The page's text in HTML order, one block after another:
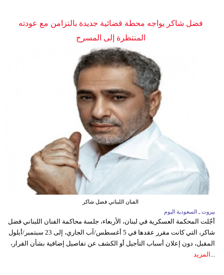
فضل شاكر يواجه محطة قضائية جديدة بالتزامن مع عودته
المنتظرة إلى المسرح
الفنان اللبناني فضل شاكر
بيروت ـ السعودية اليوم
أجّلت المحكمة العسكرية في لبنان، الأربعاء، جلسة محاكمة الفنان اللبناني فضل
شاكر، التي كانت مقرر عقدها في 5 أغسطس/آب الجاري، إلى 23 سبتمبر/أيلول
المقبل، دون إعلان أسباب التأجيل أو الكشف عن تفاصيل إضافية بشأن القرار،
المزيد